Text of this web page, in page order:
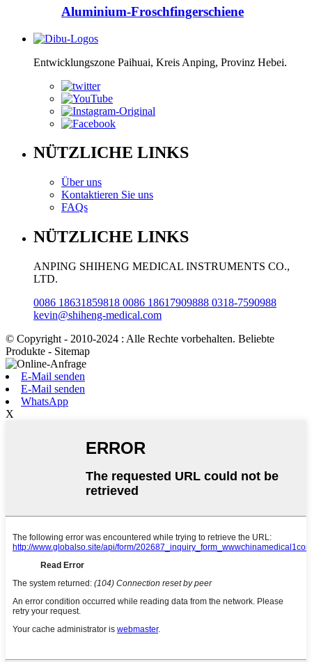
Aluminium-Froschfingerschiene
Entwicklungszone Paihuai, Kreis Anping, Provinz Hebei.
NÜTZLICHE LINKS
Über uns
Kontaktieren Sie uns
FAQs
NÜTZLICHE LINKS
ANPING SHIHENG MEDICAL INSTRUMENTS CO.,
LTD.
0086 18631859818 0086 18617909888 0318-7590988
kevin@shiheng-medical.com
© Copyright - 2010-2024 : Alle Rechte vorbehalten. Beliebte
Produkte - Sitemap
E-Mail senden
E-Mail senden
WhatsApp
X